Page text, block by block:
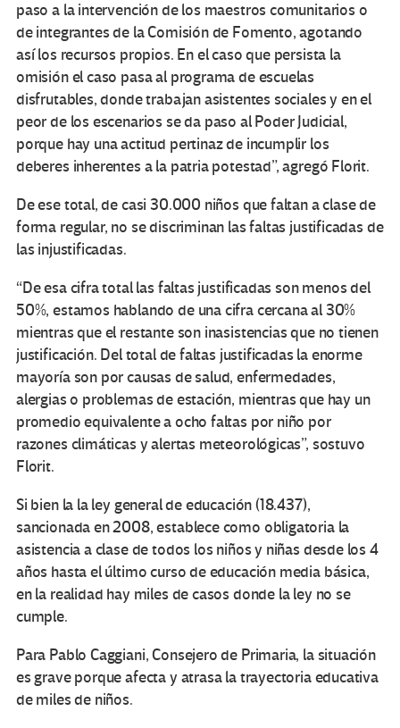
paso a la intervención de los maestros comunitarios o
de integrantes de la Comisión de Fomento, agotando
así los recursos propios. En el caso que persista la
omisión el caso pasa al programa de escuelas
disfrutables, donde trabajan asistentes sociales y en el
peor de los escenarios se da paso al Poder Judicial,
porque hay una actitud pertinaz de incumplir los
deberes inherentes a la patria potestad”, agregó Florit.
De ese total, de casi 30.000 niños que faltan a clase de
forma regular, no se discriminan las faltas justificadas de
las injustificadas.
“De esa cifra total las faltas justificadas son menos del
50%, estamos hablando de una cifra cercana al 30%
mientras que el restante son inasistencias que no tienen
justificación. Del total de faltas justificadas la enorme
mayoría son por causas de salud, enfermedades,
alergias o problemas de estación, mientras que hay un
promedio equivalente a ocho faltas por niño por
razones climáticas y alertas meteorológicas”, sostuvo
Florit.
Si bien la la ley general de educación (18.437),
sancionada en 2008, establece como obligatoria la
asistencia a clase de todos los niños y niñas desde los 4
años hasta el último curso de educación media básica,
en la realidad hay miles de casos donde la ley no se
cumple.
Para Pablo Caggiani, Consejero de Primaria, la situación
es grave porque afecta y atrasa la trayectoria educativa
de miles de niños.